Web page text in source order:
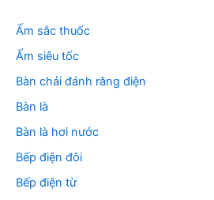
m
Ấm sắc thuốc
Ấm siêu tốc
Bàn chải đánh răng điện
Bàn là
Bàn là hơi nước
Bếp điện đôi
Bếp điện từ